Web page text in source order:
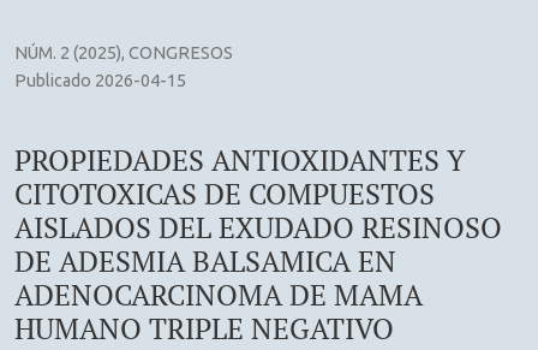
NÚM. 2 (2025), CONGRESOS
PROPIEDADES ANTIOXIDANTES Y
CITOTOXICAS DE COMPUESTOS
AISLADOS DEL EXUDADO RESINOSO
DE ADESMIA BALSAMICA EN
ADENOCARCINOMA DE MAMA
HUMANO TRIPLE NEGATIVO
Publicado 2026-04-15